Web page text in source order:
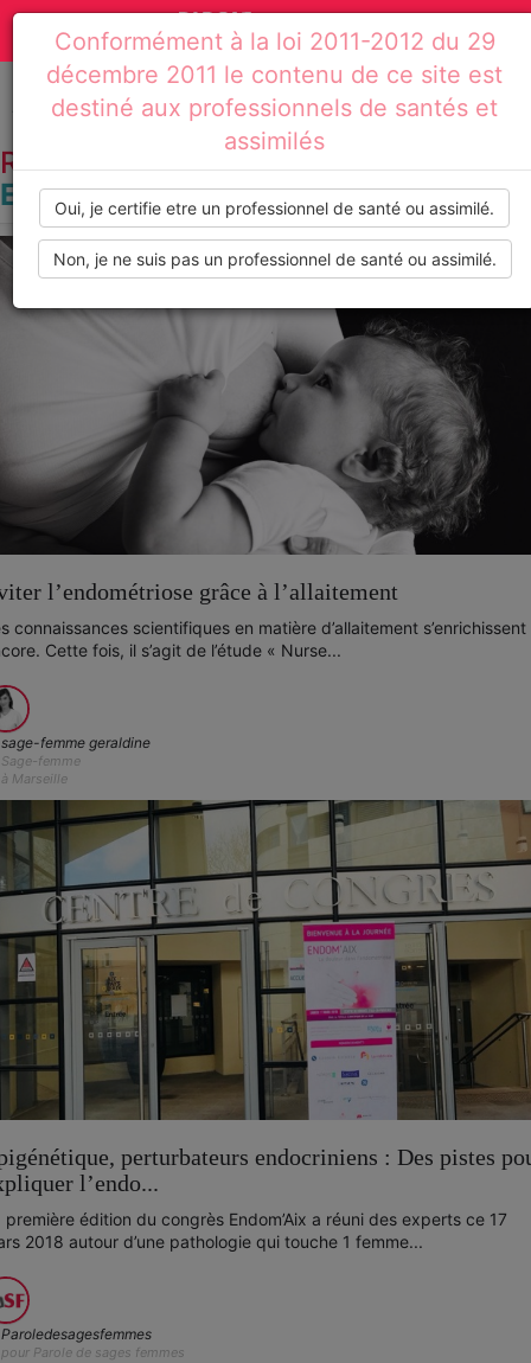
Toggle
navigation
Actualités
médicales,
dossiers
thématiques,
formations,
recommandations
Accueil Résultats de recherche : endometriose
RECHERCHE PAR TAG :
ENDOMETRIOSE
l’endométriose grâce à l’allaitement
connaissances scientifiques en matière d’allaitement s’enrichissent
Cette fois, il s’agit de l’étude « Nurse...
sage-femme geraldine
Sage-femme
à Marseille
perturbateurs endocriniens : Des pistes
l’endo...
première édition du congrès Endom’Aix a réuni des experts ce 17
2018 autour d’une pathologie qui touche 1 femme...
Paroledesagesfemmes
pour Parole de sages femmes
Conformément à la loi 2011-2012 du 29
décembre 2011 le contenu de ce site est
destiné aux professionnels de santés et
assimilés
Oui, je certifie etre un professionnel de santé ou assimilé.
Non, je ne suis pas un professionnel de santé ou assimilé.